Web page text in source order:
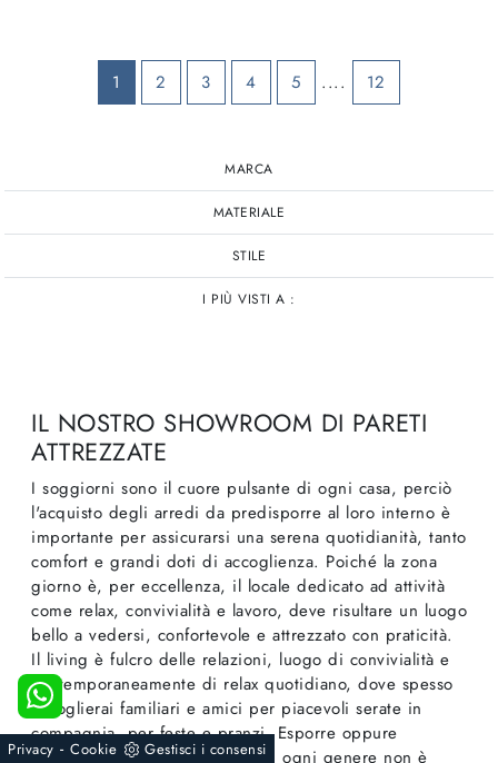
MARCA
MATERIALE
STILE
I PIÙ VISTI A :
1 2 3 4 5 .... 12
IL NOSTRO SHOWROOM DI PARETI
ATTREZZATE
I soggiorni sono il cuore pulsante di ogni casa, perciò
l'acquisto degli arredi da predisporre al loro interno è
importante per assicurarsi una serena quotidianità, tanto
comfort e grandi doti di accoglienza. Poiché la zona
giorno è, per eccellenza, il locale dedicato ad attività
come relax, convivialità e lavoro, deve risultare un luogo
bello a vedersi, confortevole e attrezzato con praticità.
Il living è fulcro delle relazioni, luogo di convivialità e
contemporaneamente di relax quotidiano, dove spesso
accoglierai familiari e amici per piacevoli serate in
compagnia, per feste e pranzi. Esporre oppure
contenere libri e oggettistica di ogni genere non è
Privacy - Cookie Gestisci i consensi